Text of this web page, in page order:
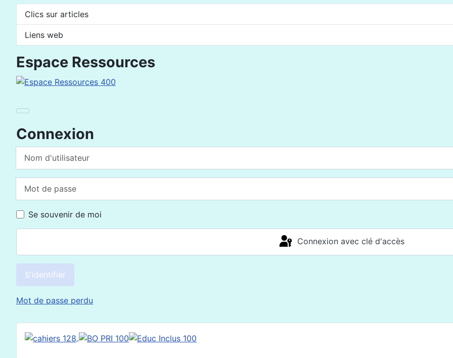
Espace Ressources
Connexion
Se souvenir de moi
Connexion avec clé d'accès
S'identifier
Mot de passe perdu
Clics sur articles
Liens web